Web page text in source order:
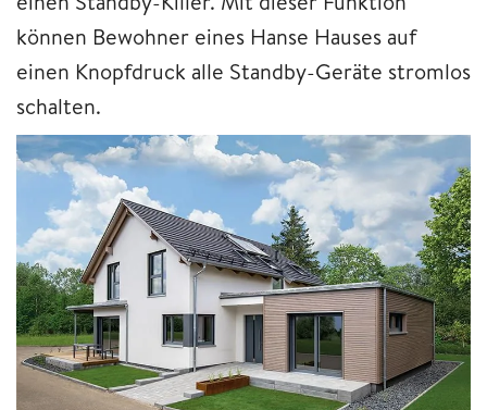
können Bewohner eines Hanse Hauses auf
einen Knopfdruck alle Standby-Geräte stromlos
schalten.